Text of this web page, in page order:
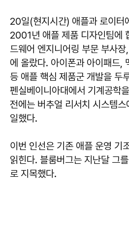
20일(현지시간) 애플과 로이터
2001년 애플 제품 디자인팀에
드웨어 엔지니어링 부문 부사
에 올랐다. 아이폰과 아이패드,
등 애플 핵심 제품군 개발을 두
펜실베이니아대에서 기계공학
전에는 버추얼 리서치 시스템
일했다.
이번 인선은 기존 애플 운영 기
읽힌다. 블룸버그는 지난달 그
로 지목했다.